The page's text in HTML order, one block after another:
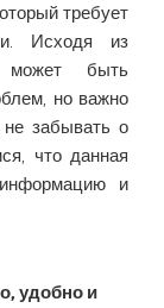
требует
Исходя из
может быть
но важно
забывать о
что данная
и
удобно и